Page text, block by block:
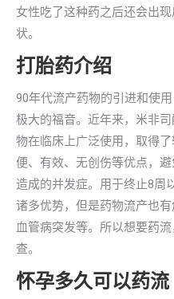
女性吃了这种药之后还会出
状。
打胎药介绍
90年代流产药物的引进和使
极大的福音。近年来，米非
物在临床上广泛使用，取得
便、有效、无创伤等优点，
造成的并发症。用于终止8周
诸多优势，但是药物流产也
血管病突发等。所以想要药
查。
怀孕多久可以药流